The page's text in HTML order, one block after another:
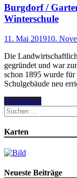
Burgdorf /
Winterschule
11. Mai 201910.
Die
gegründet und war
schon 1895 wurde für
Schulgebäude neu
Weiterlesen
Suchen
nach:
Karten
Neueste Beiträge